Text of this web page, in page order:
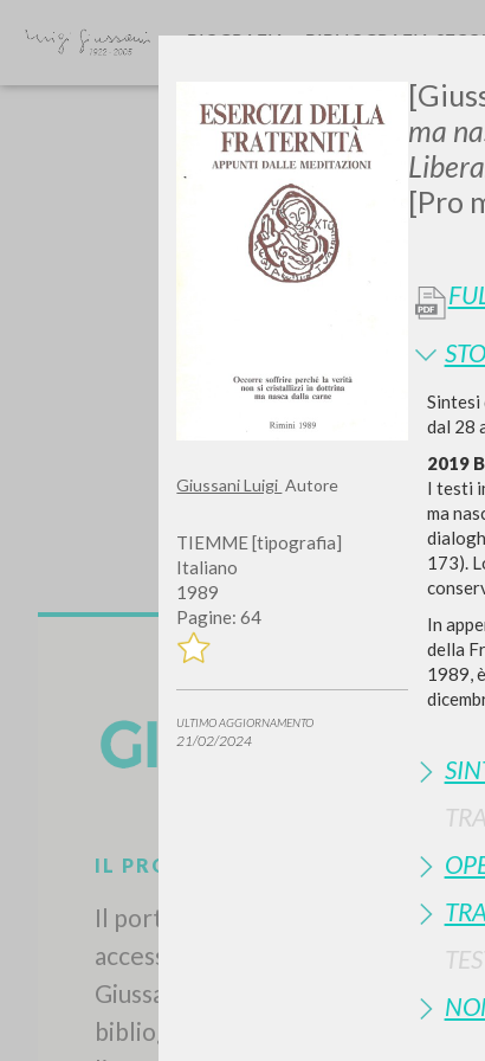
Giussani Luigi Autore
TIEMME [tipografia]
Italiano
1989
Pagine: 64
ULTIMO AGGIORNAMENTO
21/02/2024
ma
[Pro
Sintesi
dal 28
2019
I testi
ma
173).
In
della
1989,
BIOGRAFIA BIBLIOGRAFIA
IL PROGETTO
Il portale raccoglie e rende